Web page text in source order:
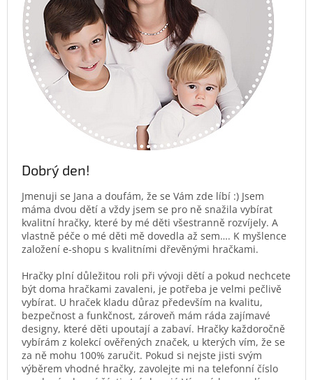
Dobrý den!
Jmenuji se Jana a doufám, že se Vám zde líbí :) Jsem
máma dvou dětí a vždy jsem se pro ně snažila vybírat
kvalitní hračky, které by mé děti všestranně rozvíjely. A
vlastně péče o mé děti mě dovedla až sem…. K myšlence
založení e-shopu s kvalitními dřevěnými hračkami.
Hračky plní důležitou roli při vývoji dětí a pokud nechcete
být doma hračkami zavaleni, je potřeba je velmi pečlivě
vybírat. U hraček kladu důraz především na kvalitu,
bezpečnost a funkčnost, zároveň mám ráda zajímavé
designy, které děti upoutají a zabaví. Hračky každoročně
vybírám z kolekcí ověřených značek, u kterých vím, že se
za ně mohu 100% zaručit. Pokud si nejste jisti svým
výběrem vhodné hračky, zavolejte mi na telefonní číslo